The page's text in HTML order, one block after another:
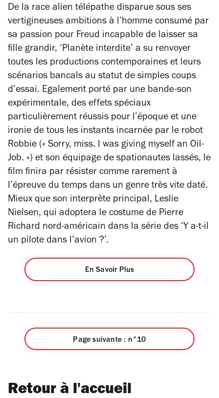
De la race alien télépathe disparue sous ses
vertigineuses ambitions à l’homme consumé par
sa passion pour Freud incapable de laisser sa
fille grandir, ‘Planète interdite’ a su renvoyer
toutes les productions contemporaines et leurs
scénarios bancals au statut de simples coups
d’essai. Egalement porté par une bande-son
expérimentale, des effets spéciaux
particulièrement réussis pour l’époque et une
ironie de tous les instants incarnée par le robot
Robbie (« Sorry, miss. I was giving myself an Oil-
Job. ») et son équipage de spationautes lassés, le
film finira par résister comme rarement à
l’épreuve du temps dans un genre très vite daté.
Mieux que son interprète principal, Leslie
Nielsen, qui adoptera le costume de Pierre
Richard nord-américain dans la série des ‘Y a-t-il
un pilote dans l’avion ?’.
En Savoir Plus
Page suivante : n°10
Retour à l'accueil